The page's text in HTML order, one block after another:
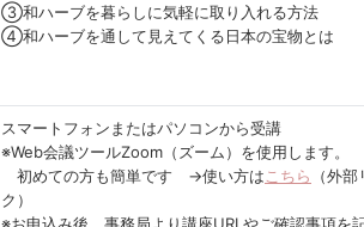
③和ハーブを暮らしに気軽に取り入れる方法
④和ハーブを通して見えてくる日本の宝物とは
スマートフォンまたはパソコンから受講
※Web会議ツールZoom（ズーム）を使用します。
初めての方も簡単です →使い方は こちら
（外
ク）
※お申込み後、事務局より講座URLやご確認事項を